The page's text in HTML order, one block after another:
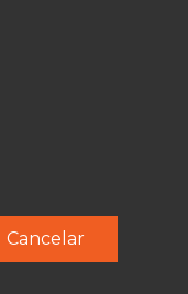
Cancelar